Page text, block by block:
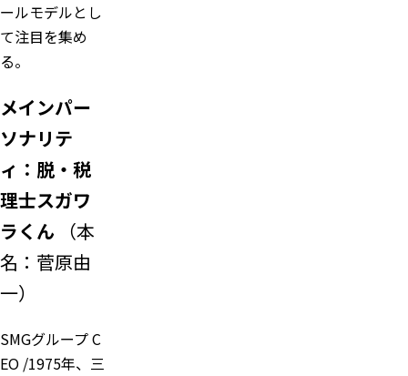
ールモデルとし
て注目を集め
る。
メインパー
ソナリテ
ィ：脱・税
理士スガワ
ラくん （本
名：菅原由
一）
SMGグループ C
EO /1975年、三